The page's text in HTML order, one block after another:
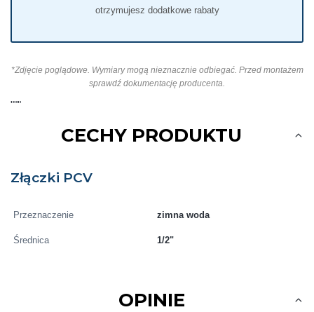
otrzymujesz dodatkowe rabaty
*Zdjęcie poglądowe. Wymiary mogą nieznacznie odbiegać. Przed montażem
sprawdź dokumentację producenta.
"""
CECHY PRODUKTU
Złączki PCV
Przeznaczenie zimna woda
Średnica 1/2"
OPINIE